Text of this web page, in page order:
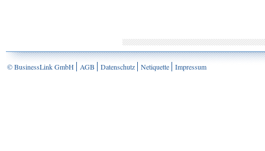
© BusinessLink GmbH AGB Datenschutz Netiquette Impressum